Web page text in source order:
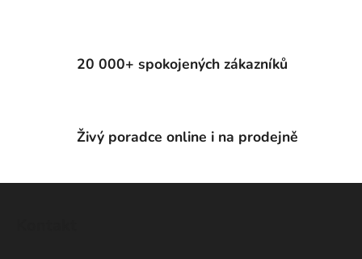
20 000+ spokojených zákazníků
Živý poradce online i na prodejně